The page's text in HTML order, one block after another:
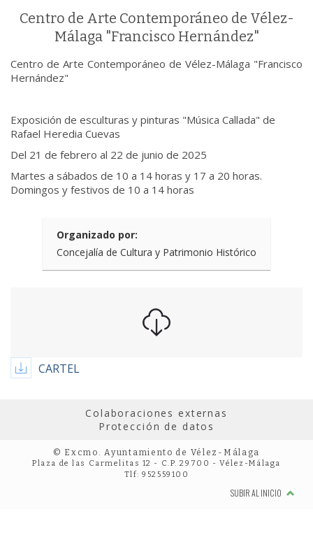
Centro de Arte Contemporáneo de Vélez-
Málaga "Francisco Hernández"
Centro de Arte Contemporáneo de Vélez-Málaga "Francisco
Hernández"
Exposición de esculturas y pinturas "Música Callada" de
Rafael Heredia Cuevas
Del 21 de febrero al 22 de junio de 2025
Martes a sábados de 10 a 14 horas y 17 a 20 horas.
Domingos y festivos de 10 a 14 horas
Organizado por:
Concejalía de Cultura y Patrimonio Histórico
CARTEL
Colaboraciones externas
Protección de datos
© Excmo. Ayuntamiento de Vélez-Málaga
Plaza de las Carmelitas 12 - C.P. 29700 - Vélez-Málaga
Tlf: 952559100
SUBIR AL INICIO